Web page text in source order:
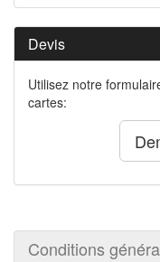
Devis
Utilisez notre
cartes:
Conditions